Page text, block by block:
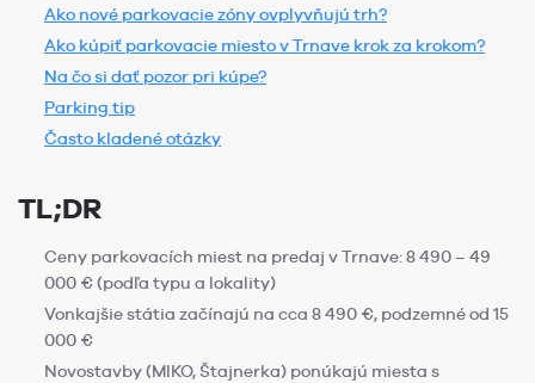
Ako nové parkovacie zóny ovplyvňujú trh?
Ako kúpiť parkovacie miesto v Trnave krok za krokom?
Na čo si dať pozor pri kúpe?
Parking tip
Často kladené otázky
TL;DR
Ceny parkovacích miest na predaj v Trnave: 8 490 – 49
000 € (podľa typu a lokality)
Vonkajšie státia začínajú na cca 8 490 €, podzemné od 15
000 €
Novostavby (MIKO, Štajnerka) ponúkajú miesta s